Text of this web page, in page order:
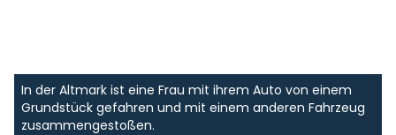
In der Altmark ist eine Frau mit ihrem Auto von einem
Grundstück gefahren und mit einem anderen Fahrzeug
zusammengestoßen.